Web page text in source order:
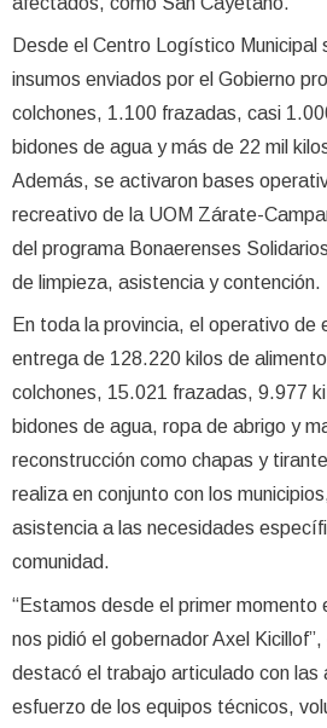
Desde el Centro Logístico Municipal
insumos enviados por el Gobierno
colchones, 1.100 frazadas, casi
bidones de agua y más de 22 mil
Además, se activaron bases
recreativo de la UOM Zárate-
del programa Bonaerenses
de limpieza, asistencia y contención.
En toda la provincia, el operativo de
entrega de 128.220 kilos de
colchones, 15.021 frazadas, 9.977
bidones de agua, ropa de abrigo y
reconstrucción como chapas y
realiza en conjunto con los
asistencia a las necesidades
comunidad.
“Estamos desde el primer momento
nos pidió el gobernador Axel
destacó el trabajo articulado con las
esfuerzo de los equipos técnicos,